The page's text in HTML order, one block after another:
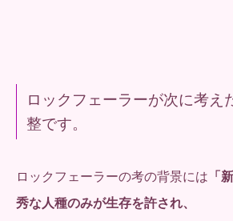
ロックフェーラーが次に考え
整です。
ロックフェーラーの考の背景には 「
秀な人種のみが生存を許され、